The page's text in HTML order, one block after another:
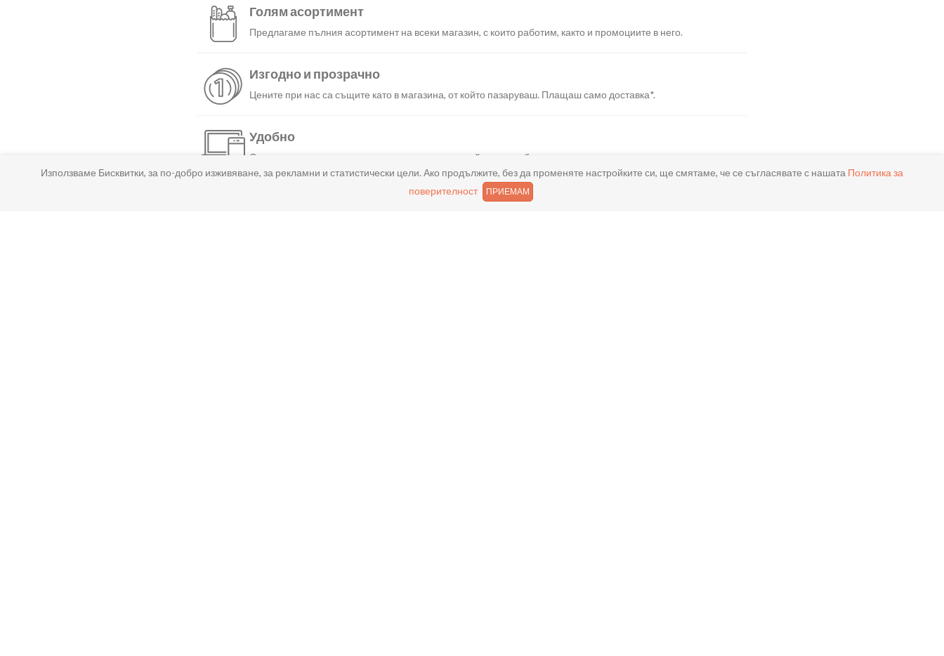
Голям асортимент
Предлагаме пълния асортимент на всеки магазин, с които работим, както и промоциите в него.
Изгодно и прозрачно
Цените при нас са същите като в магазина, от който пазаруваш. Плащаш само доставка*.
Удобно
С няколко натискания създаваш поръчка, през сайта или мобилните ни приложения.
Използваме Бисквитки, за по-добро изживяване, за рекламни и статистически цели. Ако продължите, без да променяте настройките си, ще смятаме, че се съгласявате с нашата Политика за
поверителност
ПРИЕМАМ